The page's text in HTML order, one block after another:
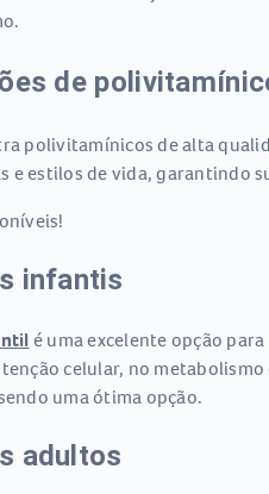
de
polivitamínicos de alta
e estilos de vida, garantindo
infantis
é uma excelente opção
celular, no metabolismo
uma ótima opção.
adultos